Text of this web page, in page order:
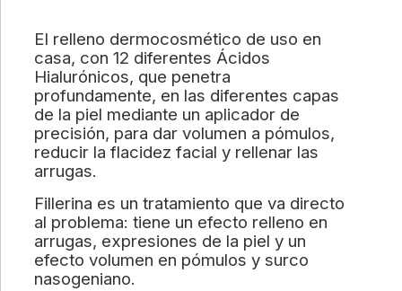
El relleno dermocosmético de uso en
casa, con 12 diferentes Ácidos
Hialurónicos, que penetra
profundamente, en las diferentes capas
de la piel mediante un aplicador de
precisión, para dar volumen a pómulos,
reducir la flacidez facial y rellenar las
arrugas.
Fillerina es un tratamiento que va directo
al problema: tiene un efecto relleno en
arrugas, expresiones de la piel y un
efecto volumen en pómulos y surco
nasogeniano.